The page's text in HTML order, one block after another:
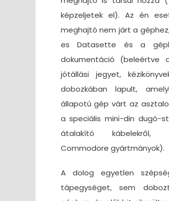
képzeljetek el). Az én
meghajtó nem járt a
es Datasette és a
dokumentáció (beleértve
jótállási jegyet,
dobozkában lapult,
állapotú gép várt az
a speciális mini-din dugó-
átalakító kábelekről,
Commodore gyártmányok).
A dolog egyetlen
tápegységet, sem